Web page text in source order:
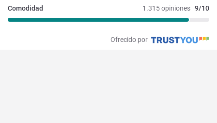
1.315 opiniones 9/10
Comodidad
Ofrecido por